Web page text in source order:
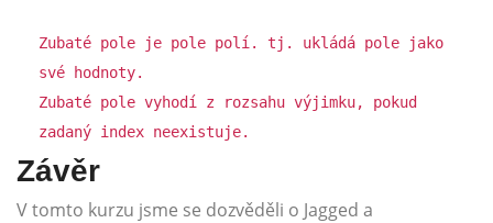
Zubaté pole je pole polí. tj. ukládá pole jako
své hodnoty.
Zubaté pole vyhodí z rozsahu výjimku, pokud
zadaný index neexistuje.
Závěr
V tomto kurzu jsme se dozvěděli o Jagged a